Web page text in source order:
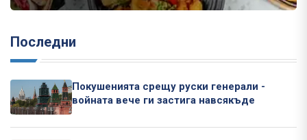
Последни
Покушенията срещу руски генерали -
войната вече ги застига навсякъде